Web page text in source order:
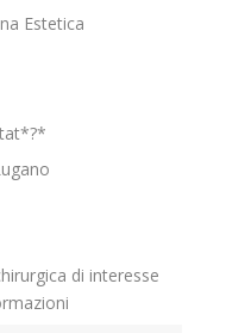
Estetica
di interesse